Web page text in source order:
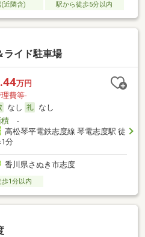
近隣含) 駅から徒歩5分以内
ライド駐車場
万円
費等-
なし
なし
-
高松琴平電鉄志度線 琴電志度駅 徒
分
香川県さぬき市志度
1分以内